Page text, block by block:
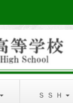
Ｓ Ｓ Ｈ